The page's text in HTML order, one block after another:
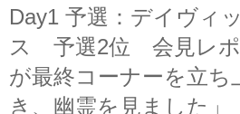
Day1 予選：デイヴィ
ス 予選2位 会見レポ
が最終コーナーを立ち
き、幽霊を見ました」